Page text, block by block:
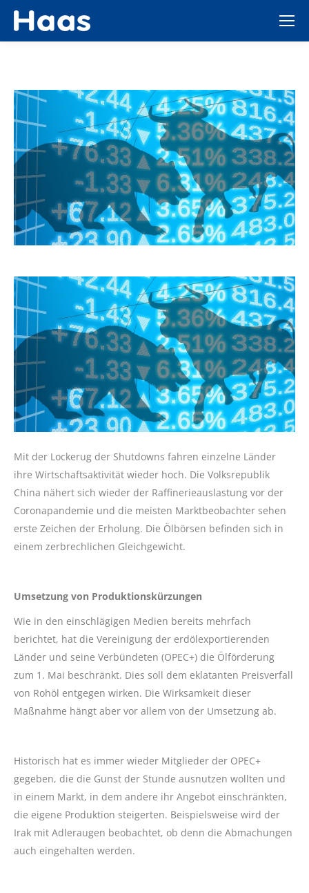
Mit der Lockerug der Shutdowns fahren einzelne Länder
ihre Wirtschaftsaktivität wieder hoch. Die Volksrepublik
China nähert sich wieder der Raffinerieauslastung vor der
Coronapandemie und die meisten Marktbeobachter sehen
erste Zeichen der Erholung. Die Ölbörsen befinden sich in
einem zerbrechlichen Gleichgewicht.
Umsetzung von Produktionskürzungen
Wie in den einschlägigen Medien bereits mehrfach
berichtet, hat die Vereinigung der erdölexportierenden
Länder und seine Verbündeten (OPEC+) die Ölförderung
zum 1. Mai beschränkt. Dies soll dem eklatanten Preisverfall
von Rohöl entgegen wirken. Die Wirksamkeit dieser
Maßnahme hängt aber vor allem von der Umsetzung ab.
Historisch hat es immer wieder Mitglieder der OPEC+
gegeben, die die Gunst der Stunde ausnutzen wollten und
in einem Markt, in dem andere ihr Angebot einschränkten,
die eigene Produktion steigerten. Beispielsweise wird der
Irak mit Adleraugen beobachtet, ob denn die Abmachungen
auch eingehalten werden.